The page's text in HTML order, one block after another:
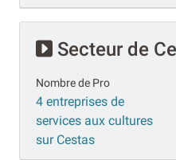
Secteur de
Nombre de Pro
4 entreprises de
services aux cultures
sur Cestas